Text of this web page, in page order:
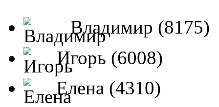
Владимир (8175)
Игорь (6008)
Елена (4310)